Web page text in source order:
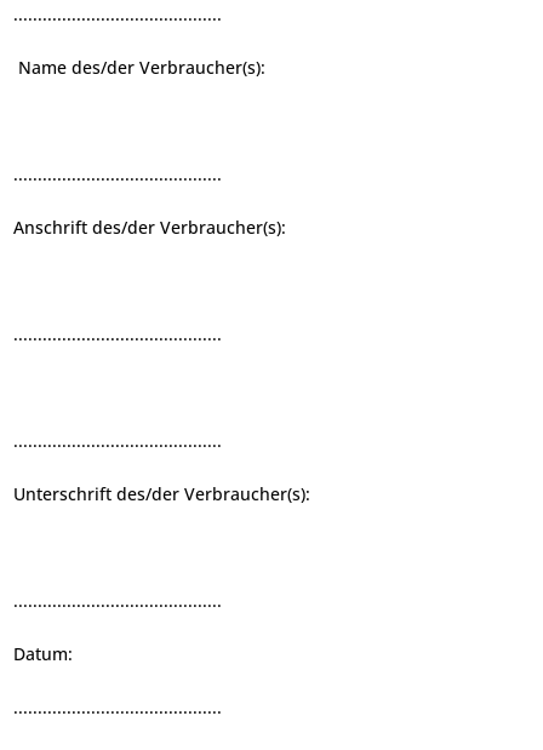
...........................................
Name des/der Verbraucher(s):
...........................................
Anschrift des/der Verbraucher(s):
...........................................
...........................................
Unterschrift des/der Verbraucher(s):
...........................................
Datum:
...........................................